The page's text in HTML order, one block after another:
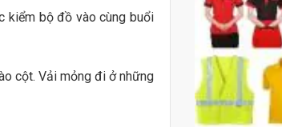
kiểm bộ đồ vào cùng buổi
cột. Vải mỏng đi ở những